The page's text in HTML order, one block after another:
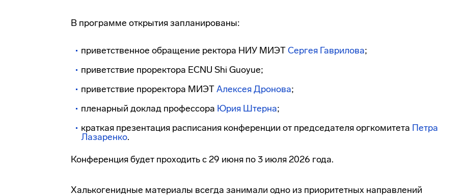
В программе открытия запланированы:
приветственное обращение ректора НИУ МИЭТСергея Гаврилова;
приветствие проректора ECNU Shi Guoyue;
приветствие проректора МИЭТАлексея Дронова;
пленарный доклад профессора Юрия Штерна;
краткая презентация расписания конференции от председателя оргкомитета Петра
Лазаренко.
Конференция будет проходить с 29 июня по 3 июля 2026 года.
Халькогенидные материалы всегда занимали одно из приоритетных направлений